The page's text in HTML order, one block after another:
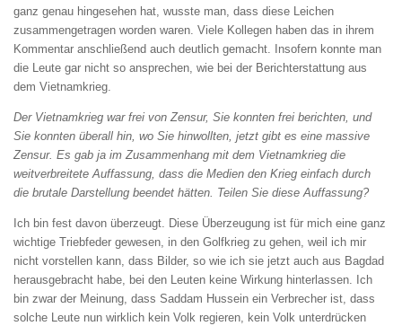
ganz genau hingesehen hat, wusste man, dass diese Leichen
zusammengetragen worden waren. Viele Kollegen haben das in ihrem
Kommentar anschließend auch deutlich gemacht. Insofern konnte man
die Leute gar nicht so ansprechen, wie bei der Berichterstattung aus
dem Vietnamkrieg.
Der Vietnamkrieg war frei von Zensur, Sie konnten frei berichten, und
Sie konnten überall hin, wo Sie hinwollten, jetzt gibt es eine massive
Zensur. Es gab ja im Zusammenhang mit dem Vietnamkrieg die
weitverbreitete Auffassung, dass die Medien den Krieg einfach durch
die brutale Darstellung beendet hätten. Teilen Sie diese Auffassung?
Ich bin fest davon überzeugt. Diese Überzeugung ist für mich eine ganz
wichtige Triebfeder gewesen, in den Golfkrieg zu gehen, weil ich mir
nicht vorstellen kann, dass Bilder, so wie ich sie jetzt auch aus Bagdad
herausgebracht habe, bei den Leuten keine Wirkung hinterlassen. Ich
bin zwar der Meinung, dass Saddam Hussein ein Verbrecher ist, dass
solche Leute nun wirklich kein Volk regieren, kein Volk unterdrücken